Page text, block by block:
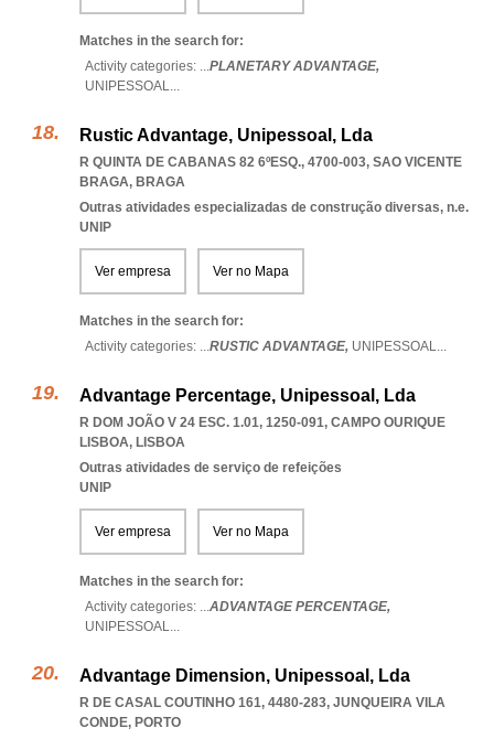
Matches in the search for:
Activity categories: ...PLANETARY ADVANTAGE,
UNIPESSOAL...
Rustic Advantage, Unipessoal, Lda
R QUINTA DE CABANAS 82 6ºESQ., 4700-003, SAO VICENTE
BRAGA, BRAGA
Outras atividades especializadas de construção diversas, n.e.
UNIP
Ver empresa Ver no Mapa
Matches in the search for:
Activity categories: ...RUSTIC ADVANTAGE, UNIPESSOAL...
Advantage Percentage, Unipessoal, Lda
R DOM JOÃO V 24 ESC. 1.01, 1250-091, CAMPO OURIQUE
LISBOA, LISBOA
Outras atividades de serviço de refeições
UNIP
Ver empresa Ver no Mapa
Matches in the search for:
Activity categories: ...ADVANTAGE PERCENTAGE,
UNIPESSOAL...
Advantage Dimension, Unipessoal, Lda
R DE CASAL COUTINHO 161, 4480-283, JUNQUEIRA VILA
CONDE, PORTO